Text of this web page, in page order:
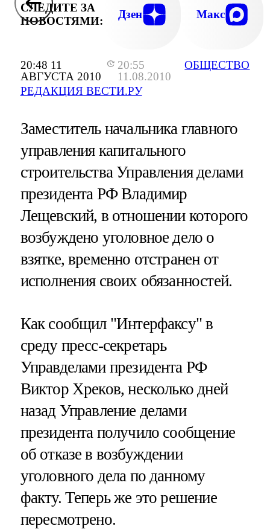
20:48 11
АВГУСТА 2010
20:55
11.08.2010
РЕДАКЦИЯ ВЕСТИ.РУ
ОБЩЕСТВО
СЛЕДИТЕ ЗА
НОВОСТЯМИ:
Дзен Макс
Заместитель начальника главного
управления капитального
строительства Управления делами
президента РФ Владимир
Лещевский, в отношении которого
возбуждено уголовное дело о
взятке, временно отстранен от
исполнения своих обязанностей.
Как сообщил "Интерфаксу" в
среду пресс-секретарь
Управделами президента РФ
Виктор Хреков, несколько дней
назад Управление делами
президента получило сообщение
об отказе в возбуждении
уголовного дела по данному
факту. Теперь же это решение
пересмотрено.